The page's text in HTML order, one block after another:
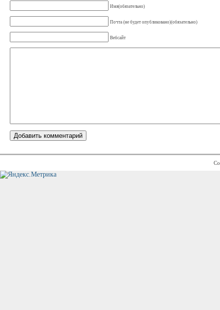
Имя(обязательно)
Почта (не будет опубликовано)(обязательно)
Вебсайт